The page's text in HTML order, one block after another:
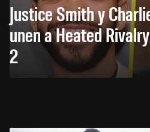
Justice Smith y
unen a Heated
2